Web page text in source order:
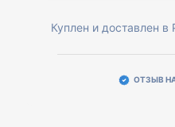
Куплен и доставлен
ОТЗЫВ